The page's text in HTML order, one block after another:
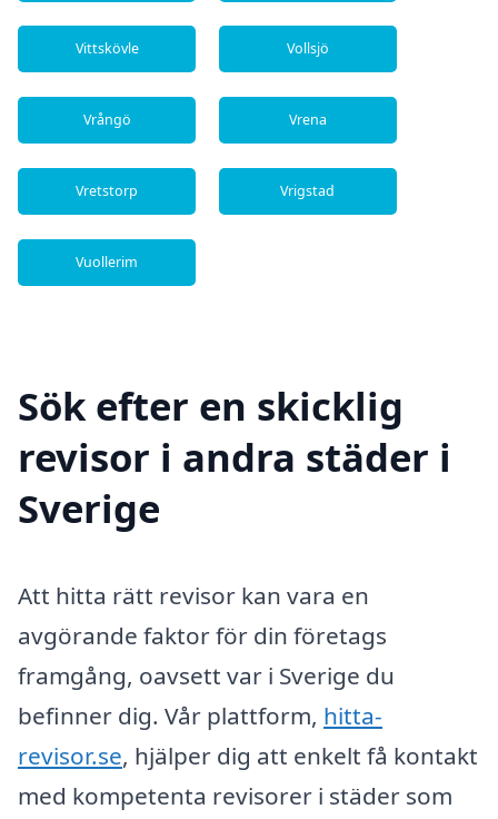
Vittskövle Vollsjö
Vrångö Vrena
Vretstorp Vrigstad
Vuollerim
Sök efter en skicklig
revisor i andra städer i
Sverige
Att hitta rätt revisor kan vara en
avgörande faktor för din företags
framgång, oavsett var i Sverige du
befinner dig. Vår plattform, hitta-
revisor.se, hjälper dig att enkelt få kontakt
med kompetenta revisorer i städer som